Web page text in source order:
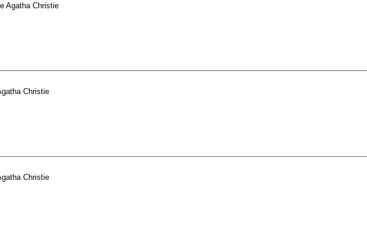
Agatha Christie
Christie
Christie